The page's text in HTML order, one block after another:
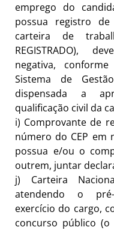
emprego do
possua registro
carteira de
REGISTRADO),
negativa,
Sistema de
dispensada a
qualificação civil da
i) Comprovante de
número do CEP em
possua e/ou o
outrem, juntar
j) Carteira
atendendo o
exercício do cargo,
concurso público